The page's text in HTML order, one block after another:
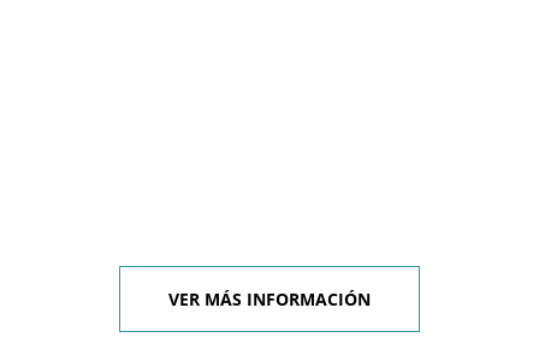
VER MÁS INFORMACIÓN